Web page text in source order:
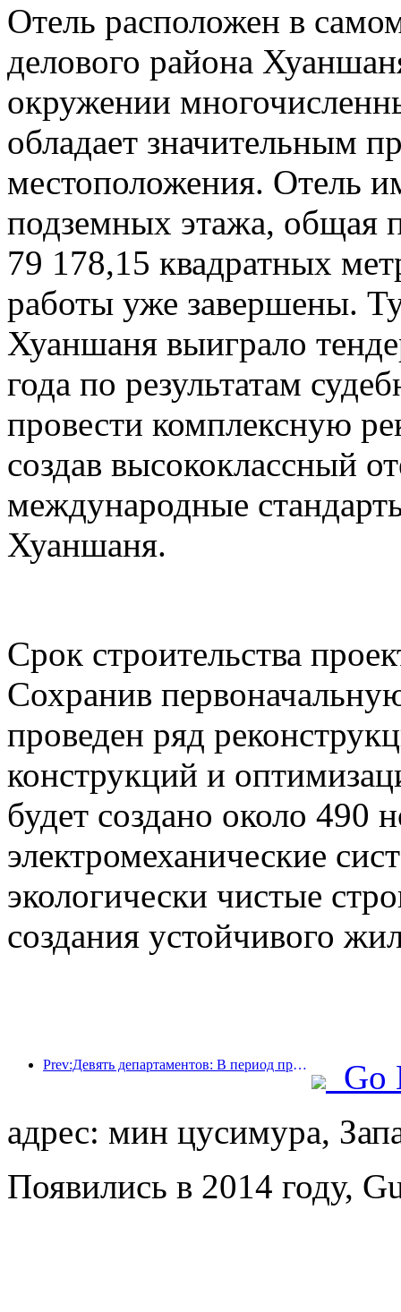
Отель расположен в
делового района
окружении
обладает значительным
местоположения. Отель
подземных этажа, общая
79 178,15 квадратных
работы уже завершены.
Хуаншаня выиграло
года по результатам
провести комплексную
создав высококлассный
международные
Хуаншаня.
Срок строительства
Сохранив
проведен ряд
конструкций и
будет создано около 490
электромеханические
экологически чистые
создания устойчивого
Prev:Девять департаментов: В период празднования Весеннего фестиваля сетевые отели и бутик-отели будут предлагать льготные условия.
Go
адрес: мин цусимура,
Появились в 2014 году,